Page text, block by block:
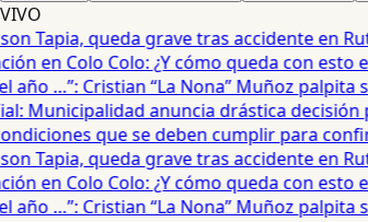
VIVO
Tapia, queda grave tras accidente en
en Colo Colo: ¿Y cómo queda con esto
…”: Cristian “La Nona” Muñoz palpita
Municipalidad anuncia drástica decisión
que se deben cumplir para
Tapia, queda grave tras accidente en
en Colo Colo: ¿Y cómo queda con esto
…”: Cristian “La Nona” Muñoz palpita